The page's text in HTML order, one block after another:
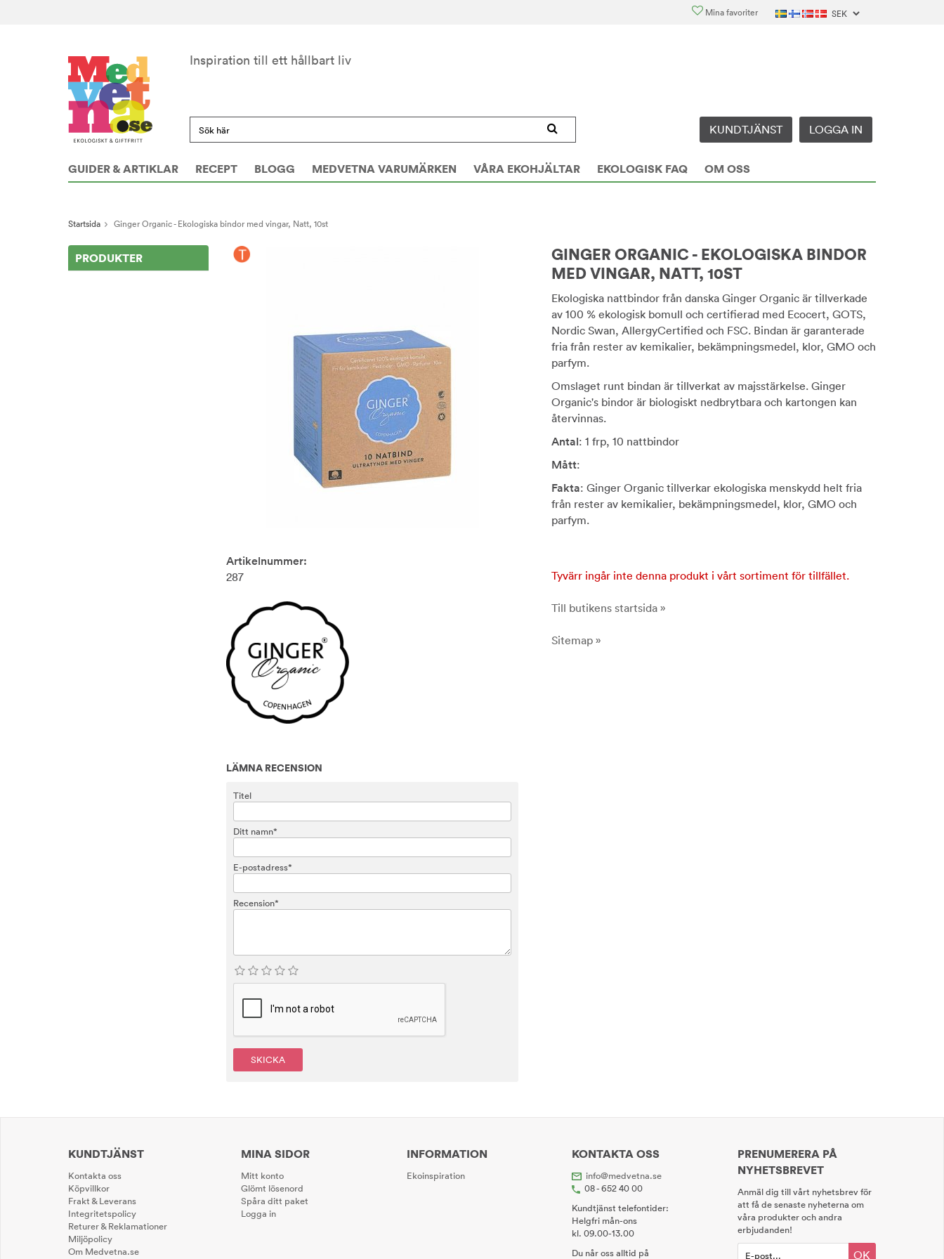
Mina favoriter
Inspiration till ett hållbart liv
KUNDTJÄNST LOGGA IN
GUIDER & ARTIKLAR RECEPT BLOGG MEDVETNA VARUMÄRKEN VÅRA EKOHJÄLTAR EKOLOGISK FAQ OM OSS
Startsida Ginger Organic - Ekologiska bindor med vingar, Natt, 10st
PRODUKTER
GINGER ORGANIC - EKOLOGISKA BINDOR
MED VINGAR, NATT, 10ST
Ekologiska nattbindor från danska Ginger Organic är tillverkade
av 100 % ekologisk bomull och certifierad med Ecocert, GOTS,
Nordic Swan, AllergyCertified och FSC. Bindan är garanterade
fria från rester av kemikalier, bekämpningsmedel, klor, GMO och
parfym.
Omslaget runt bindan är tillverkat av majsstärkelse. Ginger
Organic's bindor är biologiskt nedbrytbara och kartongen kan
återvinnas.
Antal: 1 frp, 10 nattbindor
Mått:
Fakta: Ginger Organic tillverkar ekologiska menskydd helt fria
från rester av kemikalier, bekämpningsmedel, klor, GMO och
parfym.
Tyvärr ingår inte denna produkt i vårt sortiment för tillfället.
Till butikens startsida »
Sitemap »
Artikelnummer:
287
LÄMNA RECENSION
Titel
Ditt namn*
E-postadress*
Recension*
SKICKA
KUNDTJÄNST
Kontakta oss
Köpvillkor
Frakt & Leverans
Integritetspolicy
Returer & Reklamationer
Miljöpolicy
Om Medvetna.se
MINA SIDOR
Mitt konto
Glömt lösenord
Spåra ditt paket
Logga in
INFORMATION
Ekoinspiration
KONTAKTA OSS
info@medvetna.se
08 - 652 40 00
Kundtjänst telefontider:
Helgfri mån-ons
kl. 09.00-13.00
Du når oss alltid på
PRENUMERERA PÅ
NYHETSBREVET
Anmäl dig till vårt nyhetsbrev för
att få de senaste nyheterna om
våra produkter och andra
erbjudanden!
OK